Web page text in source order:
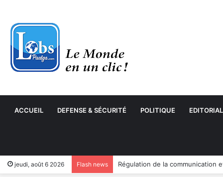
ACCUEIL DEFENSE & SÉCURITÉ POLITIQUE EDITORIAL
jeudi, août 6 2026 Flash news